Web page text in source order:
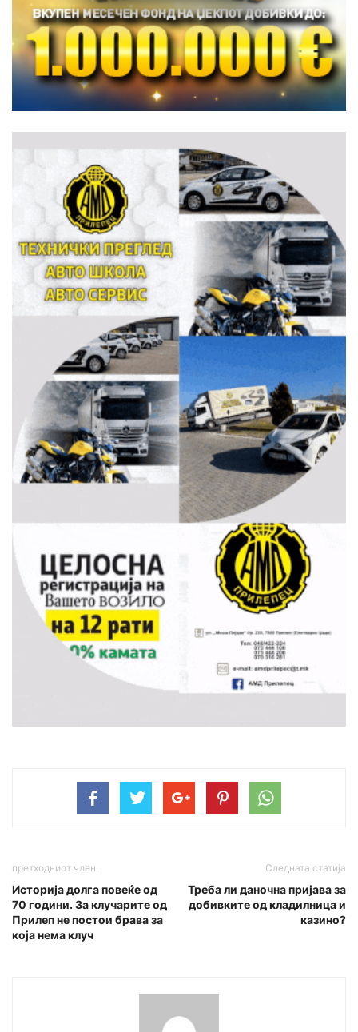
претходниот член,
Историја долга повеќе од
70 години. За клучарите од
Прилеп не постои брава за
која нема клуч
Следната статија
Треба ли даночна пријава за
добивките од кладилница и
казино?